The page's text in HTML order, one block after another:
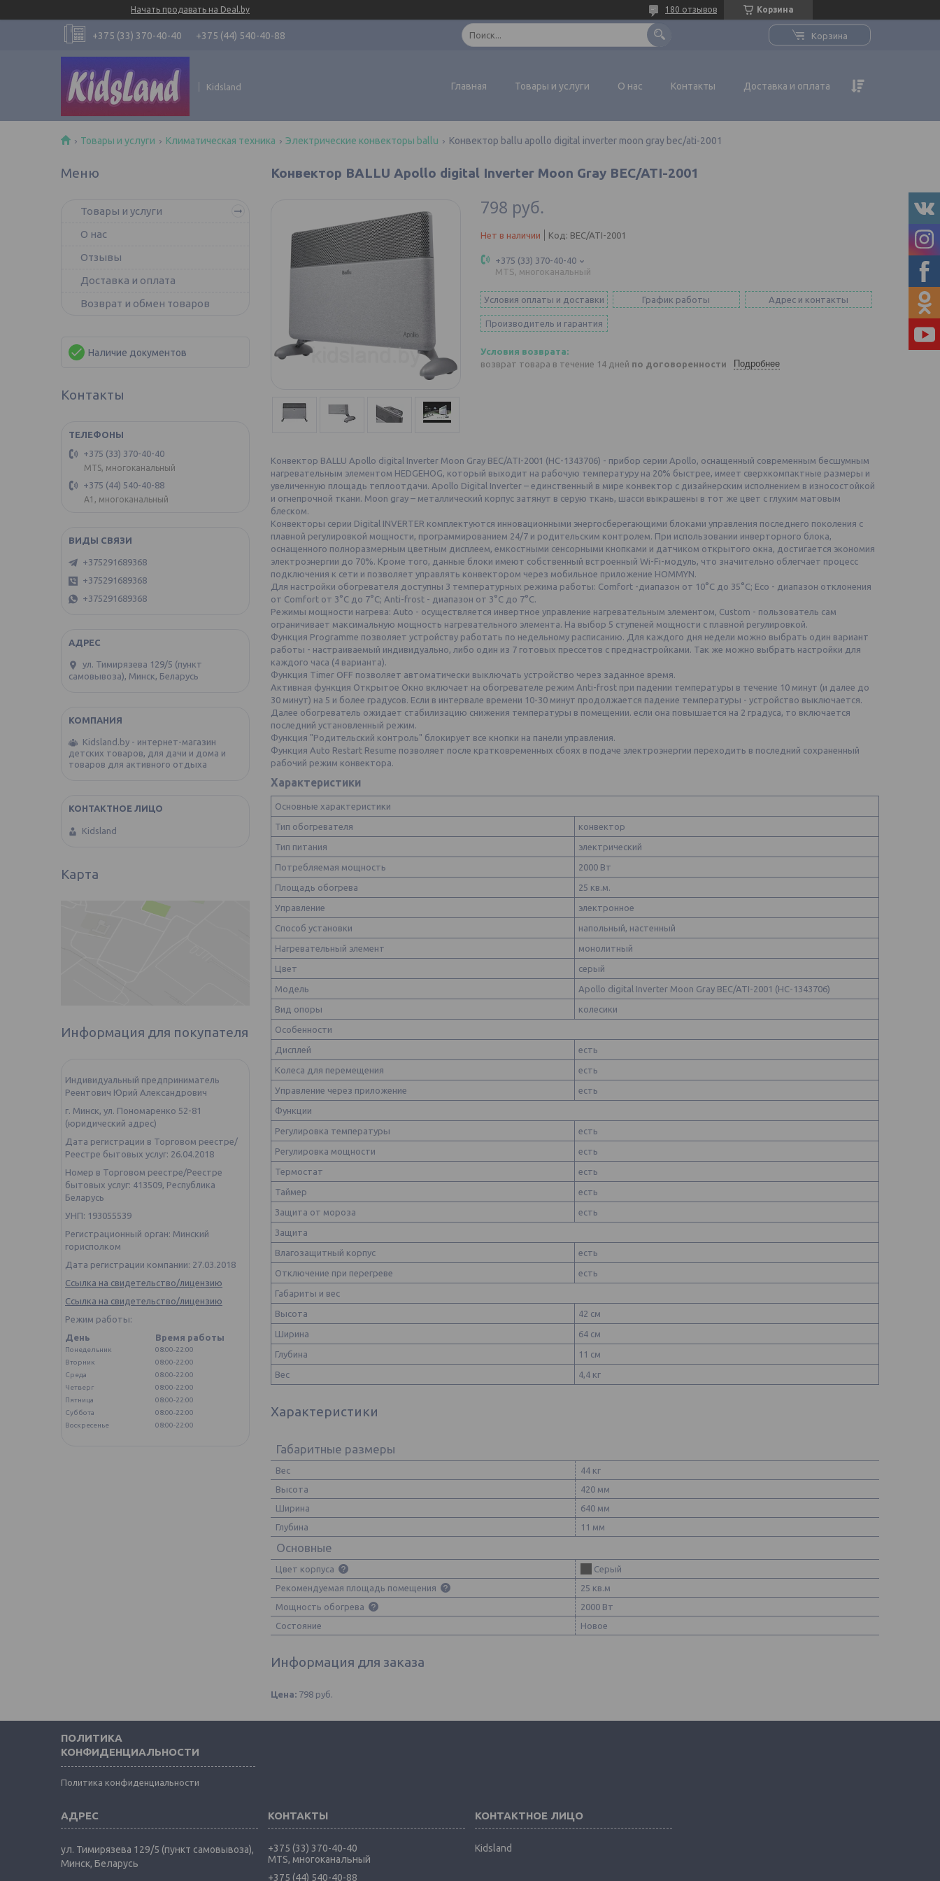
Начать продавать на Deal.by Корзина
180 отзывов
+375 (33) 370-40-40 +375 (44) 540-40-88 Корзина
Kidsland Главная Товары и услуги О нас Контакты Доставка и оплата
Товары и услуги Климатическая техника Электрические конвекторы ballu Конвектор ballu apollo digital inverter moon gray bec/ati-2001
Конвектор BALLU Apollo digital Inverter Moon Gray BEC/ATI-2001
798 руб.
Нет в наличии Код: BEC/ATI-2001
+375 (33) 370-40-40
MTS, многоканальный
Условия оплаты и доставки График работы Адрес и контакты
Производитель и гарантия
возврат товара в течение 14 дней по договоренности Подробнее
Конвектор BALLU Apollo digital Inverter Moon Gray BEC/ATI-2001 (НС-1343706) - прибор серии Apollo, оснащенный современным бесшумным
нагревательным элементом HEDGEHOG, который выходит на рабочую температуру на 20% быстрее, имеет сверхкомпактные размеры и
увеличенную площадь теплоотдачи. Apollo Digital Inverter – единственный в мире конвектор с дизайнерским исполнением в износостойкой
и огнепрочной ткани. Moon gray – металлический корпус затянут в серую ткань, шасси выкрашены в тот же цвет с глухим матовым
блеском.
Конвекторы серии Digital INVERTER комплектуются инновационными энергосберегающими блоками управления последнего поколения с
плавной регулировкой мощности, программированием 24/7 и родительским контролем. При использовании инверторного блока,
оснащенного полноразмерным цветным дисплеем, емкостными сенсорными кнопками и датчиком открытого окна, достигается экономия
электроэнергии до 70%. Кроме того, данные блоки имеют собственный встроенный Wi-Fi-модуль, что значительно облегчает процесс
подключения к сети и позволяет управлять конвектором через мобильное приложение HOMMYN.
Для настройки обогревателя доступны 3 температурных режима работы: Comfort -диапазон от 10°С до 35°С; Eco - диапазон отклонения
от Comfort от 3°С до 7°С; Anti-frost - диапазон от 3°С до 7°С.
Режимы мощности нагрева: Auto - осуществляется инвертное управление нагревательным элементом, Custom - пользователь сам
ограничивает максимальную мощность нагревательного элемента. На выбор 5 ступеней мощности с плавной регулировкой.
Функция Programme позволяет устройству работать по недельному расписанию. Для каждого дня недели можно выбрать один вариант
работы - настраиваемый индивидуально, либо один из 7 готовых прессетов с преднастройками. Так же можно выбрать настройки для
каждого часа (4 варианта).
Функция Timer OFF позволяет автоматически выключать устройство через заданное время.
Активная функция Открытое Окно включает на обогревателе режим Anti-frost при падении температуры в течение 10 минут (и далее до
30 минут) на 5 и более градусов. Если в интервале времени 10-30 минут продолжается падение температуры - устройство выключается.
Далее обогреватель ожидает стабилизацию снижения температуры в помещении. если она повышается на 2 градуса, то включается
последний установленный режим.
Функция "Родительский контроль" блокирует все кнопки на панели управления.
Функция Auto Restart Resume позволяет после кратковременных сбоях в подаче электроэнергии переходить в последний сохраненный
рабочий режим конвектора.
Характеристики
Основные характеристики
Тип обогревателя конвектор
Тип питания электрический
Потребляемая мощность 2000 Вт
Площадь обогрева 25 кв.м.
Управление электронное
Способ установки напольный, настенный
Нагревательный элемент монолитный
Цвет серый
Модель Apollo digital Inverter Moon Gray BEC/ATI-2001 (НС-1343706)
Вид опоры колесики
Особенности
Дисплей есть
Колеса для перемещения есть
Управление через приложение есть
Функции
Регулировка температуры есть
Регулировка мощности есть
Термостат есть
Таймер есть
Защита от мороза есть
Защита
Влагозащитный корпус есть
Отключение при перегреве есть
Габариты и вес
Высота 42 см
Ширина 64 см
Глубина 11 см
Вес 4,4 кг
Характеристики
Габаритные размеры
Вес
44 кг
Высота
420 мм
Ширина
640 мм
Глубина
11 мм
Основные
Цвет корпуса
Серый
Рекомендуемая площадь помещения
25 кв.м
Мощность обогрева
2000 Вт
Состояние
Новое
Информация для заказа
Цена: 798 руб.
Товары и услуги
О нас
Отзывы
Доставка и оплата
Возврат и обмен товаров
Наличие документов
Контакты
+375 (33) 370-40-40
MTS, многоканальный
+375 (44) 540-40-88
А1, многоканальный
+375291689368
+375291689368
+375291689368
ул. Тимирязева 129/5 (пункт
самовывоза), Минск, Беларусь
Kidsland.by - интернет-магазин
детских товаров, для дачи и дома и
товаров для активного отдыха
Kidsland
Карта
Информация для покупателя
Индивидуальный предприниматель
Реентович Юрий Александрович
г. Минск, ул. Пономаренко 52-81
(юридический адрес)
Дата регистрации в Торговом реестре/
Реестре бытовых услуг: 26.04.2018
Номер в Торговом реестре/Реестре
бытовых услуг: 413509, Республика
Беларусь
УНП: 193055539
Регистрационный орган: Минский
горисполком
Дата регистрации компании: 27.03.2018
Ссылка на свидетельство/лицензию
Ссылка на свидетельство/лицензию
Режим работы:
День
Время работы
Понедельник
08:00-22:00
Вторник
08:00-22:00
Среда
08:00-22:00
Четверг
08:00-22:00
Пятница
08:00-22:00
Суббота
08:00-22:00
Воскресенье
08:00-22:00
ПОЛИТИКА
КОНФИДЕНЦИАЛЬНОСТИ
Политика конфиденциальности
ул. Тимирязева 129/5 (пункт самовывоза),
Минск, Беларусь
+375 (33) 370-40-40
MTS, многоканальный
+375 (44) 540-40-88
Kidsland